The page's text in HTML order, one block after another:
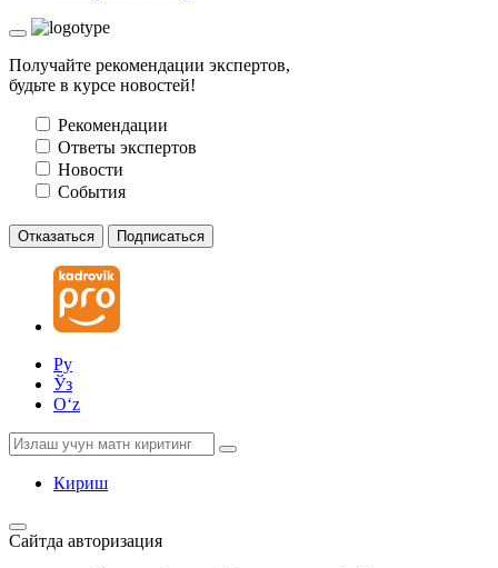
Получайте рекомендации экспертов,
будьте в курсе новостей!
Рекомендации
Ответы экспертов
Новости
События
Отказаться Подписаться
Ру
Ўз
Oʻz
Кириш
Сайтда авторизация